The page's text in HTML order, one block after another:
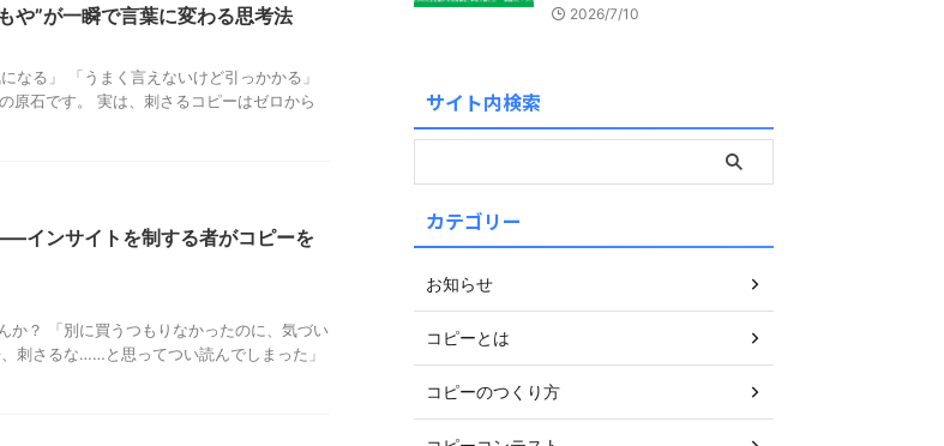
や”が一瞬で言葉に変わる思考法
なる」 「うまく言えないけど引っかかる」
原石です。 実は、刺さるコピーはゼロから
インサイトを制する者がコピーを
か？ 「別に買うつもりなかったのに、気づい
刺さるな……と思ってつい読んでしまった」
2026/7/10
サイト内検索
カテゴリー
お知らせ
コピーとは
コピーのつくり方